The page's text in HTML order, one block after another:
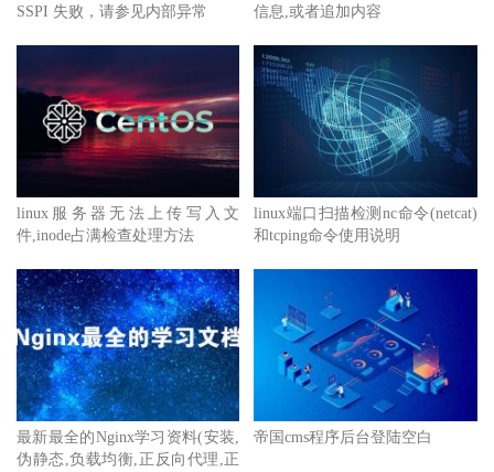
SSPI 失败，请参见内部异常
信息,或者追加内容
linux服务器无法上传写入文
件,inode占满检查处理方法
linux端口扫描检测nc命令(netcat)
和tcping命令使用说明
最新最全的Nginx学习资料(安装,
伪静态,负载均衡,正反向代理,正
帝国cms程序后台登陆空白